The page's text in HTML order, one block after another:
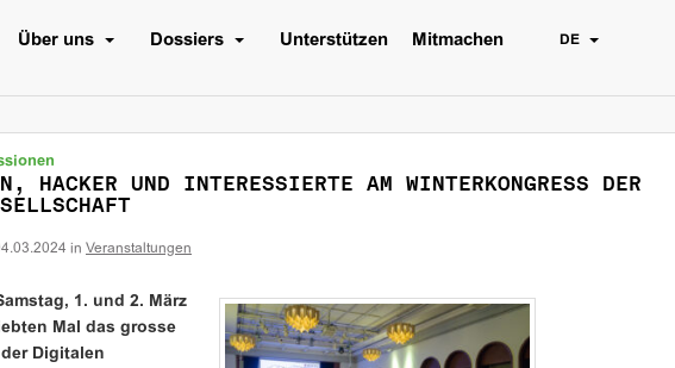
Über uns Dossiers Unterstützen Mitmachen DE
HACKER UND INTERESSIERTE AM WINTERKONGRESS DER
in Veranstaltungen
1. und 2. März
Mal das grosse
Digitalen